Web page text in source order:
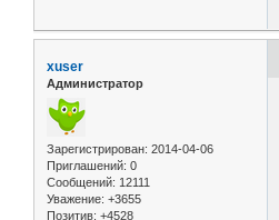
xuser
Администратор
Зарегистрирован: 2014-04-06
Приглашений: 0
Сообщений: 12111
Уважение: +3655
Позитив: +4528